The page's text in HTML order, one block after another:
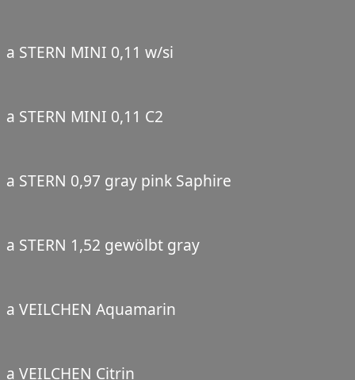
a STERN MINI 0,11 w/si
a STERN MINI 0,11 C2
a STERN 0,97 gray pink Saphire
a STERN 1,52 gewölbt gray
a VEILCHEN Aquamarin
a VEILCHEN Citrin